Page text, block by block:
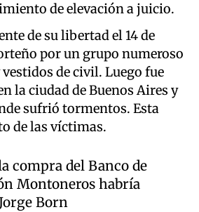
de elevación a juicio.
de su libertad el 14 de
por un grupo numeroso
de civil. Luego fue
la ciudad de Buenos Aires y
sufrió tormentos. Esta
de las víctimas.
compra del Banco de
Montoneros habría
Born